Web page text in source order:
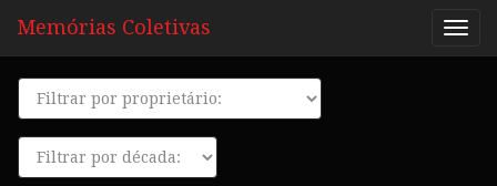
Memórias Coletivas
Proprietário
Década